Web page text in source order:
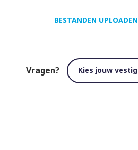
BESTANDEN UPLOADEN
Vragen?